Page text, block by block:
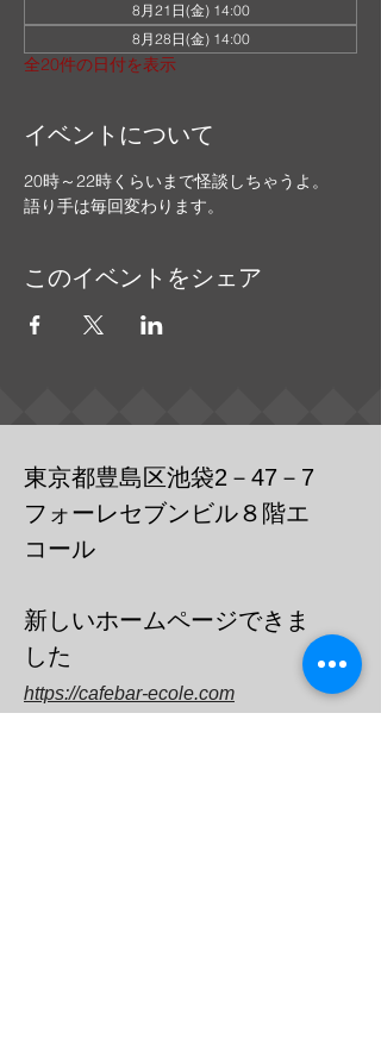
8月21日(金) 14:00
8月28日(金) 14:00
全20件の日付を表示
イベントについて
20時～22時くらいまで怪談しちゃうよ。
語り手は毎回変わります。
このイベントをシェア
東京都豊島区池袋2－47－7
フォーレセブンビル８階エ
コール
​新しいホームページできま
した
https://cafebar-ecole.com